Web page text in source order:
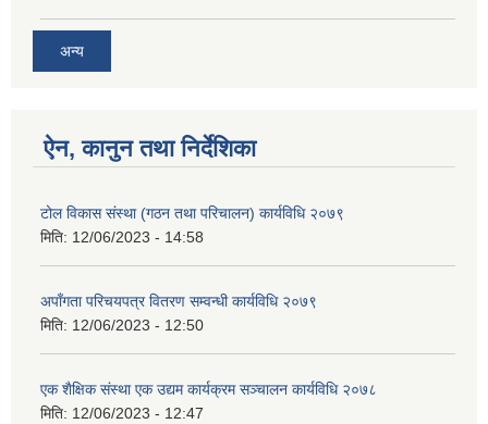
अन्य
ऐन, कानुन तथा निर्देशिका
टोल विकास संस्था (गठन तथा परिचालन) कार्यविधि २०७९
मिति: 12/06/2023 - 14:58
अपाँगता परिचयपत्र वितरण सम्वन्धी कार्यविधि २०७९
मिति: 12/06/2023 - 12:50
एक शैक्षिक संस्था एक उद्यम कार्यक्रम सञ्चालन कार्यविधि २०७८
मिति: 12/06/2023 - 12:47